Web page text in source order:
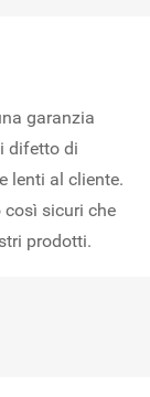
garanzia
difetto di
lenti al cliente.
così sicuri che
prodotti.